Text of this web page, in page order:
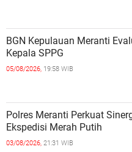
BGN Kepulauan Meranti
Kepala SPPG
05/08/2026, 19:58 WIB
Polres Meranti Perkuat
Ekspedisi Merah Putih
03/08/2026, 21:31 WIB